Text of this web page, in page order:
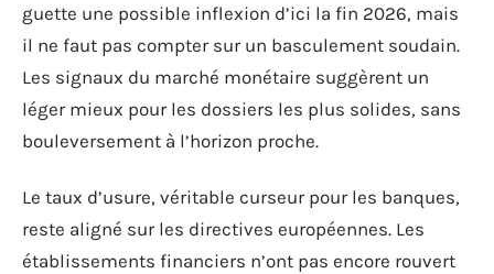
guette une possible inflexion d’ici la fin 2026, mais
il ne faut pas compter sur un basculement soudain.
Les signaux du marché monétaire suggèrent un
léger mieux pour les dossiers les plus solides, sans
bouleversement à l’horizon proche.
Le taux d’usure, véritable curseur pour les banques,
reste aligné sur les directives européennes. Les
établissements financiers n’ont pas encore rouvert